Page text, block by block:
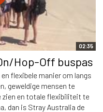
02:35
Hop-Off buspas
flexibele manier om langs
geweldige mensen te
zien en totale flexibiliteit te
dan is Stray Australia de